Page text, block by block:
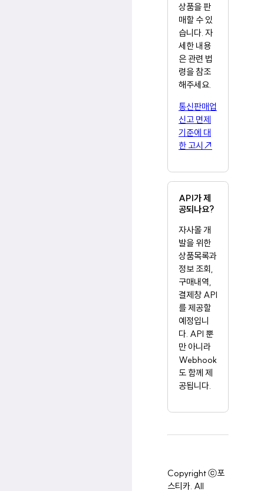
상품을 판
매할 수 있
습니다. 자
세한 내용
은 관련 법
령을 참조
해주세요.
통신판매업
신고 면제
기준에 대
한 고시↗
API가 제
공되나요?
자사몰 개
발을 위한
상품목록과
정보 조회,
구매내역,
결제창 API
를 제공할
예정입니
다. API 뿐
만 아니라
Webhook
도 함께 제
공됩니다.
Copyright ⓒ포
스티카. All